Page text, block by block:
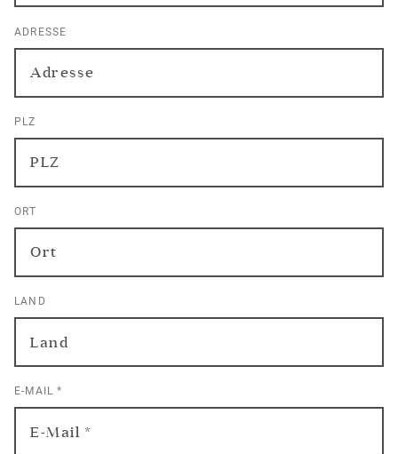
ADRESSE
PLZ
ORT
LAND
E-MAIL*